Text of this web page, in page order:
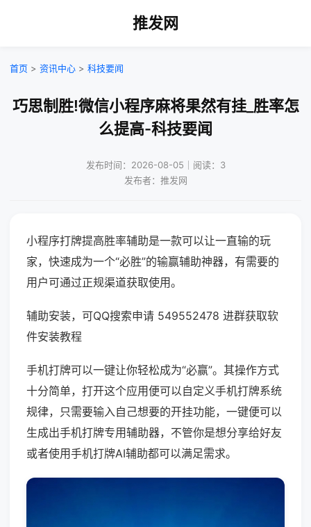
推发网
首页 > 资讯中心 > 科技要闻
巧思制胜!微信小程序麻将果然有挂_胜率怎
么提高-科技要闻
发布时间：2026-08-05｜阅读：3
发布者：推发网
小程序打牌提高胜率辅助是一款可以让一直输的玩
家，快速成为一个“必胜”的输赢辅助神器，有需要的
用户可通过正规渠道获取使用。
辅助安装，可QQ搜索申请 549552478 进群获取软
件安装教程
手机打牌可以一键让你轻松成为“必赢”。其操作方式
十分简单，打开这个应用便可以自定义手机打牌系统
规律，只需要输入自己想要的开挂功能，一键便可以
生成出手机打牌专用辅助器，不管你是想分享给好友
或者使用手机打牌AI辅助都可以满足需求。